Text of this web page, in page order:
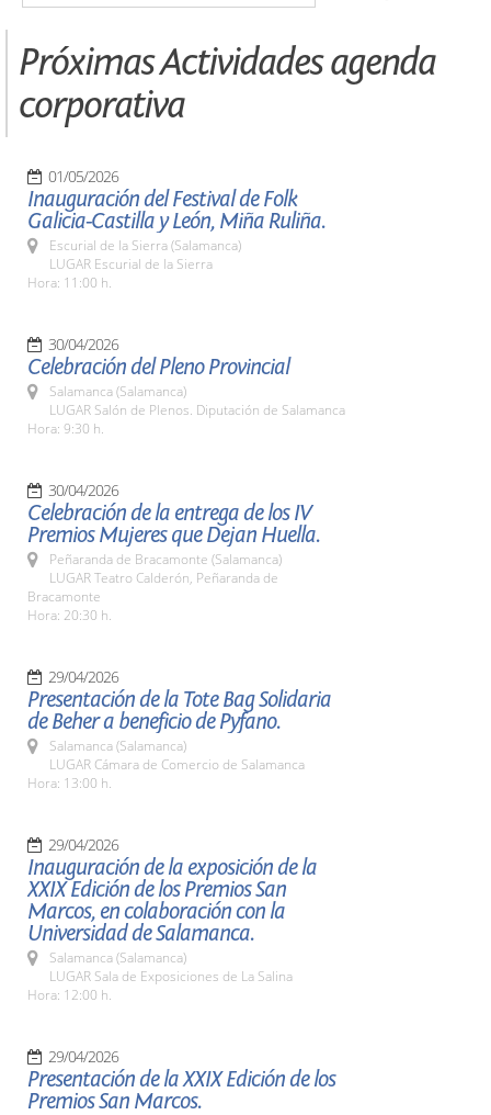
Próximas Actividades agenda
corporativa
01/05/2026
Inauguración del Festival de Folk
Galicia-Castilla y León, Miña Ruliña.
Escurial de la Sierra (Salamanca)
LUGAR Escurial de la Sierra
Hora: 11:00 h.
30/04/2026
Celebración del Pleno Provincial
Salamanca (Salamanca)
LUGAR Salón de Plenos. Diputación de Salamanca
Hora: 9:30 h.
30/04/2026
Celebración de la entrega de los IV
Premios Mujeres que Dejan Huella.
Peñaranda de Bracamonte (Salamanca)
LUGAR Teatro Calderón, Peñaranda de
Bracamonte
Hora: 20:30 h.
29/04/2026
Presentación de la Tote Bag Solidaria
de Beher a beneficio de Pyfano.
Salamanca (Salamanca)
LUGAR Cámara de Comercio de Salamanca
Hora: 13:00 h.
29/04/2026
Inauguración de la exposición de la
XXIX Edición de los Premios San
Marcos, en colaboración con la
Universidad de Salamanca.
Salamanca (Salamanca)
LUGAR Sala de Exposiciones de La Salina
Hora: 12:00 h.
29/04/2026
Presentación de la XXIX Edición de los
Premios San Marcos.